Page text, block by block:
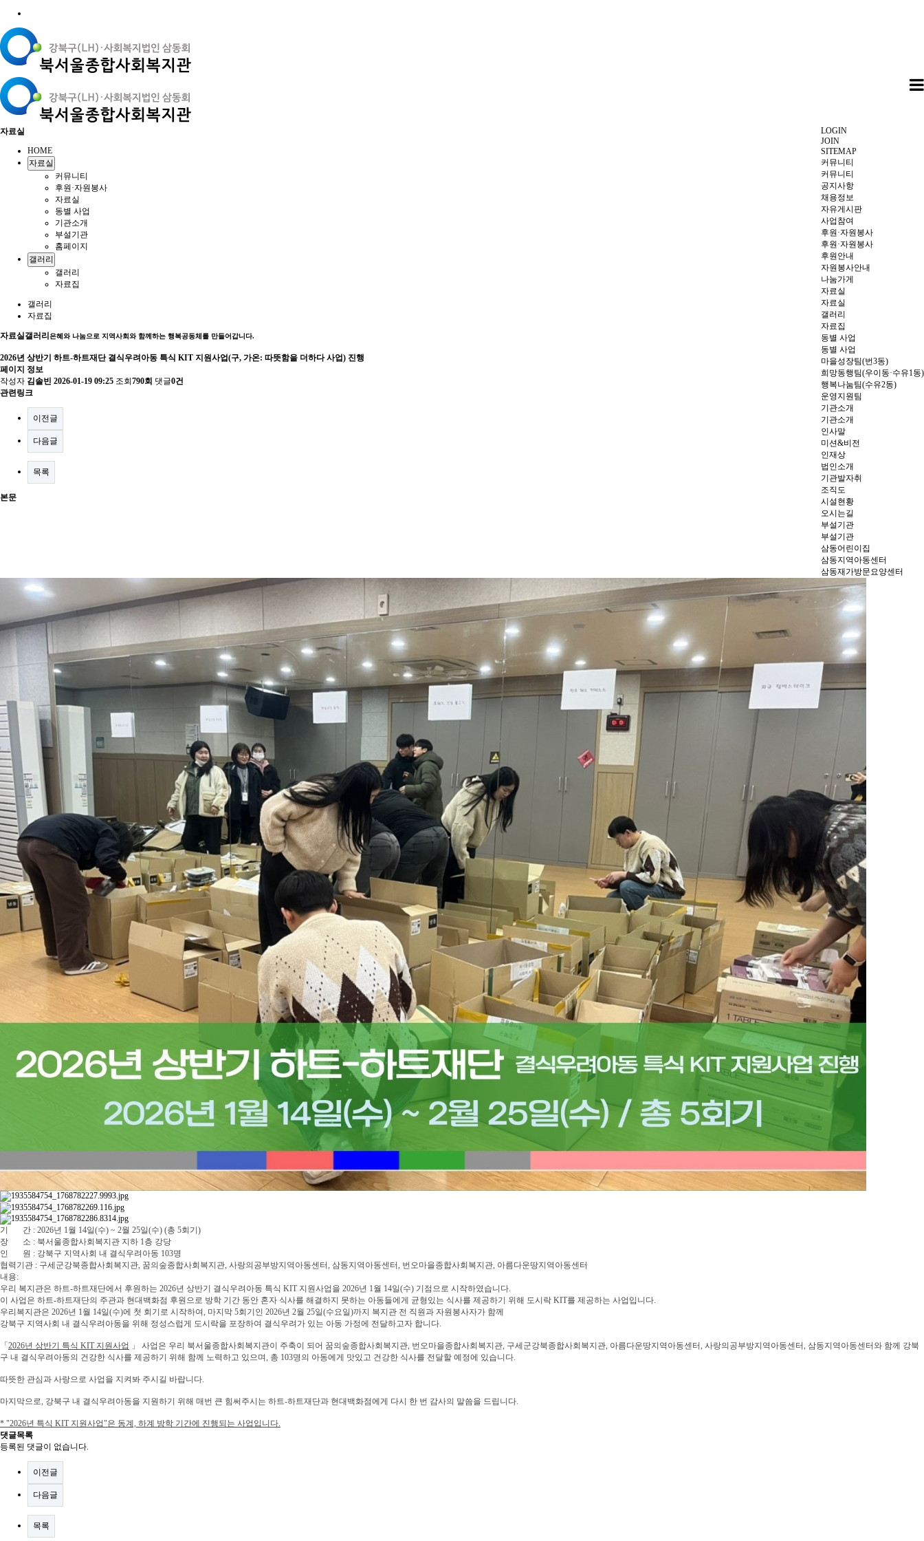
LOGIN
JOIN
SITEMAP
커뮤니티
커뮤니티
공지사항
채용정보
자유게시판
사업참여
후원·자원봉사
후원·자원봉사
후원안내
자원봉사안내
나눔가게
자료실
자료실
갤러리
자료집
동별 사업
동별 사업
마을성장팀(번3동)
희망동행팀(우이동·수유1동)
행복나눔팀(수유2동)
운영지원팀
기관소개
기관소개
인사말
미션&비전
인재상
법인소개
기관발자취
조직도
시설현황
오시는길
부설기관
부설기관
삼동어린이집
삼동지역아동센터
삼동재가방문요양센터
자료실
HOME
자료실
커뮤니티
후원·자원봉사
자료실
동별 사업
기관소개
부설기관
홈페이지
갤러리
갤러리
자료집
갤러리
자료집
자료실갤러리 은혜와 나눔으로 지역사회와 함께하는 행복공동체를 만들어갑니다.
2026년 상반기 하트-하트재단 결식우려아동 특식 KIT 지원사업(구, 가온: 따뜻함을 더하다 사업) 진행
페이지 정보
작성자 김솔빈 2026-01-19 09:25 조회 790회 댓글0건
관련링크
이전글
다음글
목록
본문
기 간 : 2026년 1월 14일(수) ~ 2월 25일(수) (총 5회기)
장 소 : 북서울종합사회복지관 지하 1층 강당
인 원 : 강북구 지역사회 내 결식우려아동 103명
협력기관 : 구세군강북종합사회복지관, 꿈의숲종합사회복지관, 사랑의공부방지역아동센터, 삼동지역아동센터, 번오마을종합사회복지관, 아름다운땅지역아동센터
내용:
우리 복지관은 하트-하트재단에서 후원하는 2026년 상반기 결식우려아동 특식 KIT 지원사업을 2026년 1월 14일(수) 기점으로 시작하였습니다.
이 사업은 하트-하트재단의 주관과 현대백화점 후원으로 방학 기간 동안 혼자 식사를 해결하지 못하는 아동들에게 균형있는 식사를 제공하기 위해 도시락 KIT를 제공하는 사업입니다.
우리복지관은 2026년 1월 14일(수)에 첫 회기로 시작하여, 마지막 5회기인 2026년 2월 25일(수요일)까지 복지관 전 직원과 자원봉사자가 함께
강북구 지역사회 내 결식우려아동을 위해 정성스럽게 도시락을 포장하여 결식우려가 있는 아동 가정에 전달하고자 합니다.
「2026년 상반기 특식 KIT 지원사업 」 사업은 우리 북서울종합사회복지관이 주축이 되어 꿈의숲종합사회복지관, 번오마을종합사회복지관, 구세군강북종합사회복지관, 아름다운땅지역아동센터, 사랑의공부방지역아동센터, 삼동지역아동센터와 함께 강북
구 내 결식우려아동의 건강한 식사를 제공하기 위해 함께 노력하고 있으며, 총 103명의 아동에게 맛있고 건강한 식사를 전달할 예정에 있습니다.
따뜻한 관심과 사랑으로 사업을 지켜봐 주시길 바랍니다.
마지막으로, 강북구 내 결식우려아동을 지원하기 위해 매번 큰 힘써주시는 하트-하트재단과 현대백화점에게 다시 한 번 감사의 말씀을 드립니다.
* "2026년 특식 KIT 지원사업"은 동계, 하계 방학 기간에 진행되는 사업입니다.
댓글목록
등록된 댓글이 없습니다.
이전글
다음글
목록